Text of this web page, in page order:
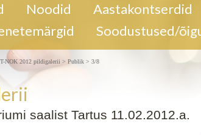
Noodid Aastakontserdid
Soodustused/
NOK 2012 pildigalerii > Publik > 3/8
saalist Tartus 11.02.2012.a.